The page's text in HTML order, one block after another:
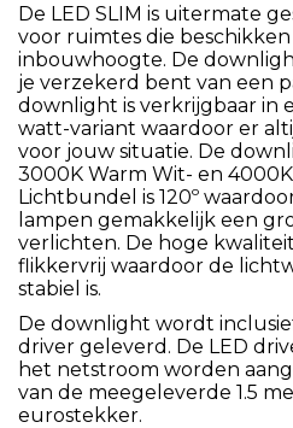
De LED SLIM is uitermate
voor ruimtes die
inbouwhoogte. De
je verzekerd bent van een
downlight is verkrijgbaar in
watt-variant waardoor er
voor jouw situatie. De
3000K Warm Wit- en
Lichtbundel is 120º
lampen gemakkelijk een
verlichten. De hoge
flikkervrij waardoor de
stabiel is.
De downlight wordt
driver geleverd. De LED
het netstroom worden
van de meegeleverde 1.5
eurostekker.